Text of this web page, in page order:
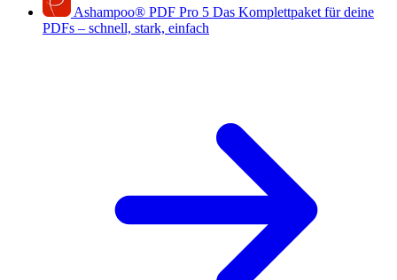
Ashampoo® PDF Pro 5 Das Komplettpaket für deine
PDFs – schnell, stark, einfach